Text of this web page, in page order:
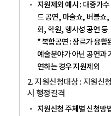
지원제외 예시 : 대중가
드 공연, 마술쇼, 버블쇼
회, 학원, 행사성 공연 등
* 복합공연 : 장르가 융합
예술분야가 아닌 공연과
연하는 경우 지원제외
2. 지원신청대상 : 지원신
시 행정결격
지원신청 주체별 신청방